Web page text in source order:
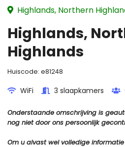
Highlands, Northern
Highlands,
Highlands
Huiscode: e81248
WiFi 3 slaapkamers
Onderstaande omschrijving is
nog niet door ons persoonlijk
Om u alvast wel volledige